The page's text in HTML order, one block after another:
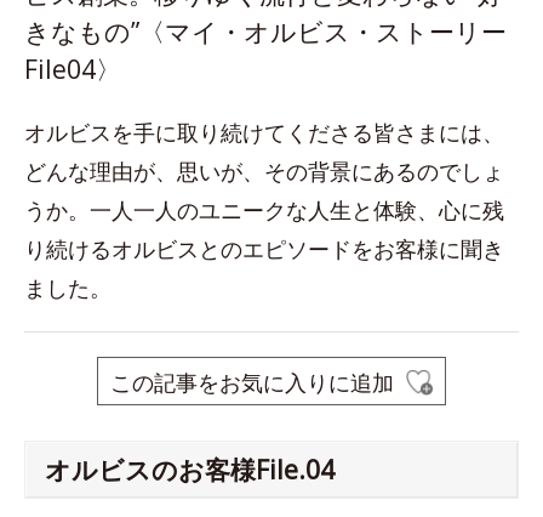
きなもの”〈マイ・オルビス・ストーリー
File04〉
オルビスを手に取り続けてくださる皆さまには、
どんな理由が、思いが、その背景にあるのでしょ
うか。一人一人のユニークな人生と体験、心に残
り続けるオルビスとのエピソードをお客様に聞き
ました。
この記事をお気に入りに追加
オルビスのお客様File.04